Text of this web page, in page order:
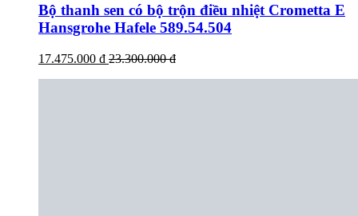
Bộ thanh sen có bộ trộn điều nhiệt Crometta E
Hansgrohe Hafele 589.54.504
17.475.000 đ 23.300.000 đ